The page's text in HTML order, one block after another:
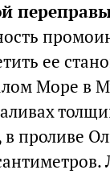
ее
Море в
проливе